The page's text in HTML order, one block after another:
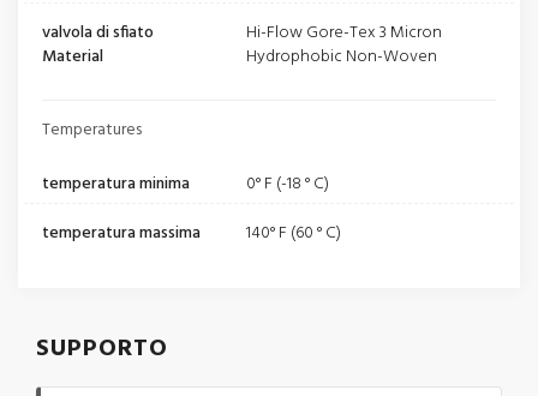
valvola di sfiato
Material
Hi-Flow Gore-Tex 3 Micron
Hydrophobic Non-Woven
Temperatures
temperatura minima
0° F (-18 ° C)
temperatura massima
140° F (60 ° C)
SUPPORTO